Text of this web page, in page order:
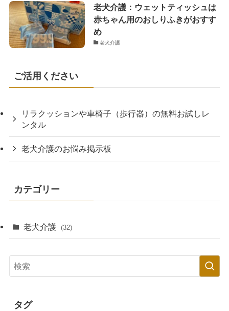
老犬介護：ウェットティッシュは
赤ちゃん用のおしりふきがおすす
め
老犬介護
ご活用ください
リラクッションや車椅子（歩行器）の無料お試しレ
ンタル
老犬介護のお悩み掲示板
カテゴリー
老犬介護 (32)
タグ